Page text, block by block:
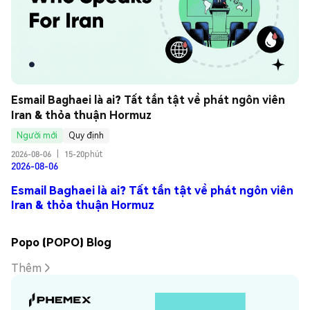
Esmail Baghaei là ai? Tất tần tật về phát ngôn viên
Iran & thỏa thuận Hormuz
Người mới
Quy định
2026-08-06
15-20phút
2026-08-06
Esmail Baghaei là ai? Tất tần tật về phát ngôn viên
Iran & thỏa thuận Hormuz
Popo (POPO) Blog
Thêm